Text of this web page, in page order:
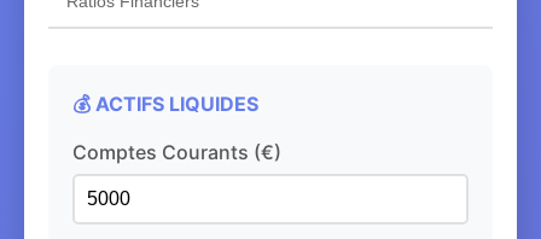
💰 ACTIFS LIQUIDES
Comptes Courants (€)